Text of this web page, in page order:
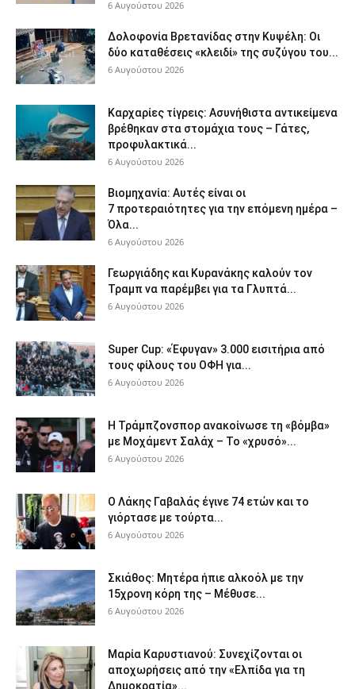
6 Αυγούστου 2026
Δολοφονία Βρετανίδας στην Κυψέλη: Οι
δύο καταθέσεις «κλειδί» της συζύγου του...
6 Αυγούστου 2026
Καρχαρίες τίγρεις: Ασυνήθιστα αντικείμενα
βρέθηκαν στα στομάχια τους – Γάτες,
προφυλακτικά...
6 Αυγούστου 2026
Βιομηχανία: Αυτές είναι οι
7 προτεραιότητες για την επόμενη ημέρα –
Όλα...
6 Αυγούστου 2026
Γεωργιάδης και Κυρανάκης καλούν τον
Τραμπ να παρέμβει για τα Γλυπτά...
6 Αυγούστου 2026
Super Cup: «Έφυγαν» 3.000 εισιτήρια από
τους φίλους του ΟΦΗ για...
6 Αυγούστου 2026
Η Τράμπζονσπορ ανακοίνωσε τη «βόμβα»
με Μοχάμεντ Σαλάχ – Το «χρυσό»...
6 Αυγούστου 2026
Ο Λάκης Γαβαλάς έγινε 74 ετών και το
γιόρτασε με τούρτα...
6 Αυγούστου 2026
Σκιάθος: Μητέρα ήπιε αλκοόλ με την
15χρονη κόρη της – Μέθυσε...
6 Αυγούστου 2026
Μαρία Καρυστιανού: Συνεχίζονται οι
αποχωρήσεις από την «Ελπίδα για τη
Δημοκρατία»...